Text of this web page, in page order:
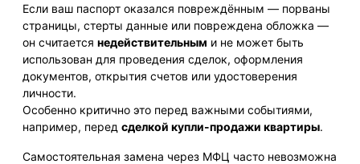
Если ваш паспорт оказался повреждённым — порваны
страницы, стерты данные или повреждена обложка —
он считается недействительным и не может быть
использован для проведения сделок, оформления
документов, открытия счетов или удостоверения
личности.
Особенно критично это перед важными событиями,
например, перед сделкой купли-продажи квартиры.
Самостоятельная замена через МФЦ часто невозможна